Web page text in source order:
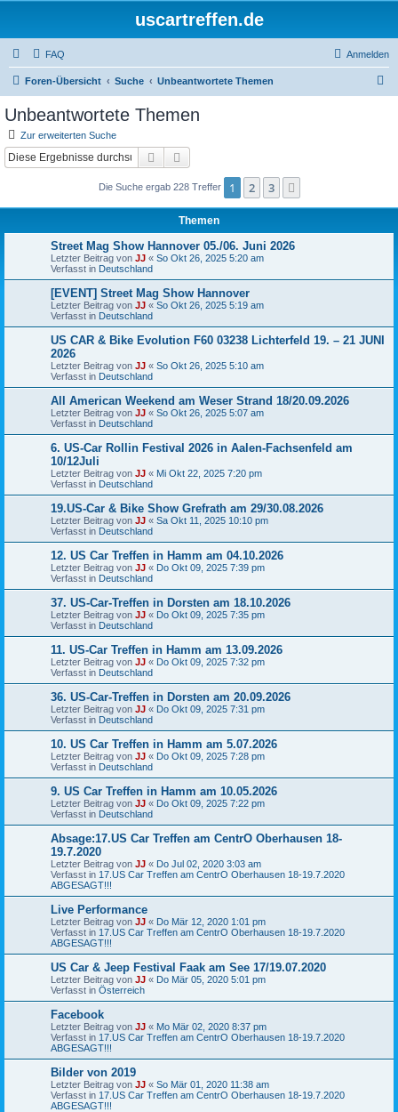
uscartreffen.de
FAQ Anmelden
Foren-Übersicht Suche Unbeantwortete Themen
Unbeantwortete Themen
Zur erweiterten Suche
Suche
Die Suche ergab 228 Treffer 1 2 3
Themen
Street Mag Show Hannover 05./06. Juni 2026
Letzter Beitrag von JJ « So Okt 26, 2025 5:20 am
Verfasst in Deutschland
[EVENT] Street Mag Show Hannover
Letzter Beitrag von JJ « So Okt 26, 2025 5:19 am
Verfasst in Deutschland
US CAR & Bike Evolution F60 03238 Lichterfeld 19. – 21 JUNI
2026
Letzter Beitrag von JJ « So Okt 26, 2025 5:10 am
Verfasst in Deutschland
All American Weekend am Weser Strand 18/20.09.2026
Letzter Beitrag von JJ « So Okt 26, 2025 5:07 am
Verfasst in Deutschland
6. US-Car Rollin Festival 2026 in Aalen-Fachsenfeld am
10/12Juli
Letzter Beitrag von JJ « Mi Okt 22, 2025 7:20 pm
Verfasst in Deutschland
19.US-Car & Bike Show Grefrath am 29/30.08.2026
Letzter Beitrag von JJ « Sa Okt 11, 2025 10:10 pm
Verfasst in Deutschland
12. US Car Treffen in Hamm am 04.10.2026
Letzter Beitrag von JJ « Do Okt 09, 2025 7:39 pm
Verfasst in Deutschland
37. US-Car-Treffen in Dorsten am 18.10.2026
Letzter Beitrag von JJ « Do Okt 09, 2025 7:35 pm
Verfasst in Deutschland
11. US-Car Treffen in Hamm am 13.09.2026
Letzter Beitrag von JJ « Do Okt 09, 2025 7:32 pm
Verfasst in Deutschland
36. US-Car-Treffen in Dorsten am 20.09.2026
Letzter Beitrag von JJ « Do Okt 09, 2025 7:31 pm
Verfasst in Deutschland
10. US Car Treffen in Hamm am 5.07.2026
Letzter Beitrag von JJ « Do Okt 09, 2025 7:28 pm
Verfasst in Deutschland
9. US Car Treffen in Hamm am 10.05.2026
Letzter Beitrag von JJ « Do Okt 09, 2025 7:22 pm
Verfasst in Deutschland
Absage:17.US Car Treffen am CentrO Oberhausen 18-
19.7.2020
Letzter Beitrag von JJ « Do Jul 02, 2020 3:03 am
Verfasst in 17.US Car Treffen am CentrO Oberhausen 18-19.7.2020
ABGESAGT!!!
Live Performance
Letzter Beitrag von JJ « Do Mär 12, 2020 1:01 pm
Verfasst in 17.US Car Treffen am CentrO Oberhausen 18-19.7.2020
ABGESAGT!!!
US Car & Jeep Festival Faak am See 17/19.07.2020
Letzter Beitrag von JJ « Do Mär 05, 2020 5:01 pm
Verfasst in Österreich
Facebook
Letzter Beitrag von JJ « Mo Mär 02, 2020 8:37 pm
Verfasst in 17.US Car Treffen am CentrO Oberhausen 18-19.7.2020
ABGESAGT!!!
Bilder von 2019
Letzter Beitrag von JJ « So Mär 01, 2020 11:38 am
Verfasst in 17.US Car Treffen am CentrO Oberhausen 18-19.7.2020
ABGESAGT!!!